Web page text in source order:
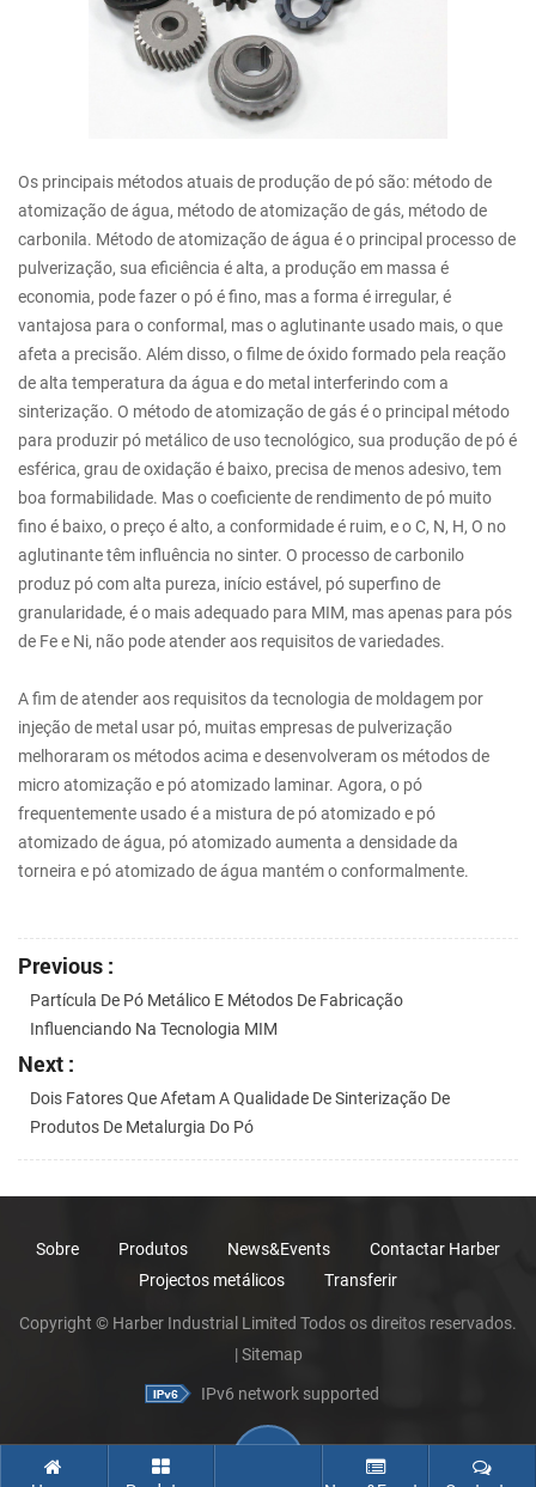
Os principais métodos atuais de produção de pó são: método de
atomização de água, método de atomização de gás, método de
carbonila. Método de atomização de água é o principal processo de
pulverização, sua eficiência é alta, a produção em massa é
economia, pode fazer o pó é fino, mas a forma é irregular, é
vantajosa para o conformal, mas o aglutinante usado mais, o que
afeta a precisão. Além disso, o filme de óxido formado pela reação
de alta temperatura da água e do metal interferindo com a
sinterização. O método de atomização de gás é o principal método
para produzir pó metálico de uso tecnológico, sua produção de pó é
esférica, grau de oxidação é baixo, precisa de menos adesivo, tem
boa formabilidade. Mas o coeficiente de rendimento de pó muito
fino é baixo, o preço é alto, a conformidade é ruim, e o C, N, H, O no
aglutinante têm influência no sinter. O processo de carbonilo
produz pó com alta pureza, início estável, pó superfino de
granularidade, é o mais adequado para MIM, mas apenas para pós
de Fe e Ni, não pode atender aos requisitos de variedades.
A fim de atender aos requisitos da tecnologia de moldagem por
injeção de metal usar pó, muitas empresas de pulverização
melhoraram os métodos acima e desenvolveram os métodos de
micro atomização e pó atomizado laminar. Agora, o pó
frequentemente usado é a mistura de pó atomizado e pó
atomizado de água, pó atomizado aumenta a densidade da
torneira e pó atomizado de água mantém o conformalmente.
Previous :
Partícula De Pó Metálico E Métodos De Fabricação
Influenciando Na Tecnologia MIM
Next :
Dois Fatores Que Afetam A Qualidade De Sinterização De
Produtos De Metalurgia Do Pó
Sobre Produtos News&Events
Contactar Harber
Projectos metálicos
Transferir
Copyright © Harber Industrial Limited Todos os direitos reservados.
|Sitemap
IPv6 network supported